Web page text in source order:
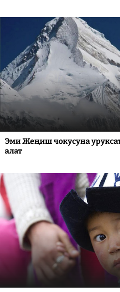
Эми Жеңиш чокусуна
алат